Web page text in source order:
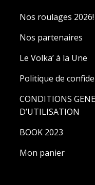
Nos roulages 2026!
Nos partenaires
Le Volka’ à la Une
Politique de
CONDITIONS
D’UTILISATION
BOOK 2023
Mon panier